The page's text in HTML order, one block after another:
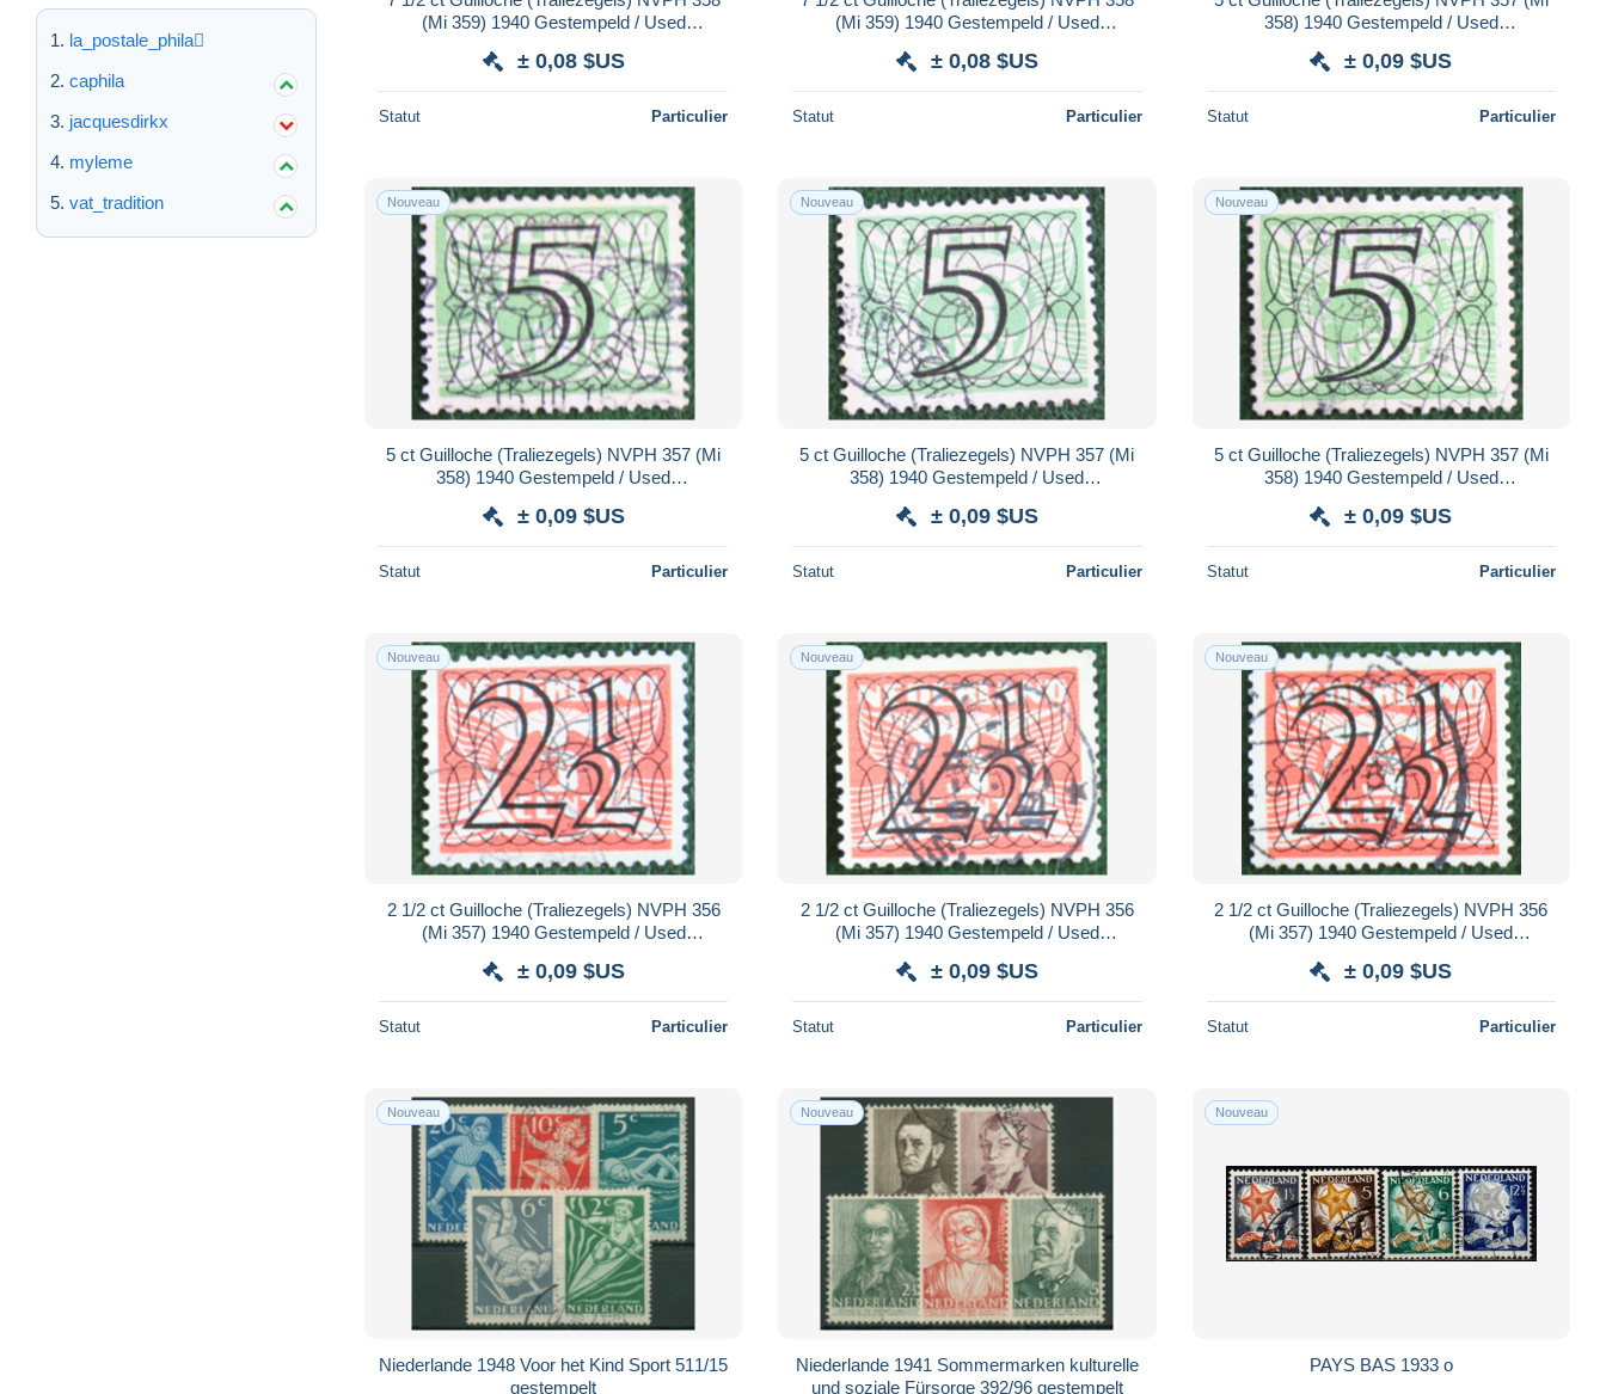
la_postale_phila
caphila
jacquesdirkx
myleme
vat_tradition
(Mi 359) 1940 Gestempeld / Used
± 0,08 $US
Statut Particulier
(Mi 359) 1940 Gestempeld / Used
± 0,08 $US
Statut Particulier
358) 1940 Gestempeld / Used
± 0,09 $US
Statut Particulier
Nouveau
5 ct Guilloche (Traliezegels) NVPH 357 (Mi
358) 1940 Gestempeld / Used
± 0,09 $US
Statut Particulier
Nouveau
5 ct Guilloche (Traliezegels) NVPH 357 (Mi
358) 1940 Gestempeld / Used
± 0,09 $US
Statut Particulier
Nouveau
5 ct Guilloche (Traliezegels) NVPH 357 (Mi
358) 1940 Gestempeld / Used
± 0,09 $US
Statut Particulier
Nouveau
2 1/2 ct Guilloche (Traliezegels) NVPH 356
(Mi 357) 1940 Gestempeld / Used
± 0,09 $US
Statut Particulier
Nouveau
2 1/2 ct Guilloche (Traliezegels) NVPH 356
(Mi 357) 1940 Gestempeld / Used
± 0,09 $US
Statut Particulier
Nouveau
2 1/2 ct Guilloche (Traliezegels) NVPH 356
(Mi 357) 1940 Gestempeld / Used
± 0,09 $US
Statut Particulier
Nouveau
Niederlande 1948 Voor het Kind Sport 511/15
gestempelt
Nouveau
Niederlande 1941 Sommermarken kulturelle
und soziale Fürsorge 392/96 gestempelt
Nouveau
PAYS BAS 1933 o